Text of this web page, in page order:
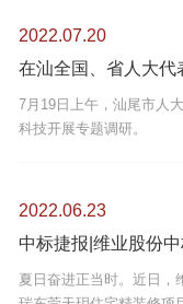
2022.07.20
在汕全国、省人大代
7月19日上午，汕尾市人
科技开展专题调研。
2022.06.23
中标捷报|维业股份
夏日奋进正当时。近日，